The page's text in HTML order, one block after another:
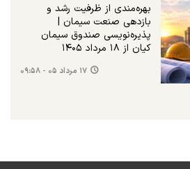
بهره‌مندی از ظرفیت رشد و
بازدهی صنعت سیمان |
پذیره‌نویسی صندوق سیمان
کیان از ۱۸ مرداد ۱۴۰۵
۱۷ مرداد ۰۵ - ۰۹:۵۸